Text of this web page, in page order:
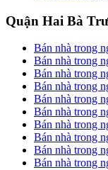
Quận Hai Bà
Bán nhà trong
Bán nhà trong
Bán nhà trong
Bán nhà trong
Bán nhà trong
Bán nhà trong
Bán nhà trong
Bán nhà trong
Bán nhà trong
Bán nhà trong